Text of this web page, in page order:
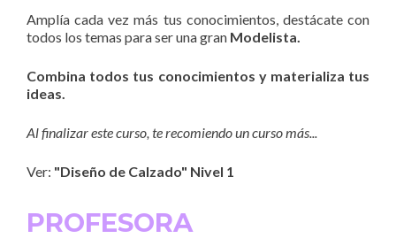
Amplía cada vez más tus conocimientos, destácate con
todos los temas para ser una gran Modelista.
Combina todos tus conocimientos y materializa tus
ideas.
Al finalizar este curso, te recomiendo un curso más...
Ver: "Diseño de Calzado" Nivel 1
PROFESORA